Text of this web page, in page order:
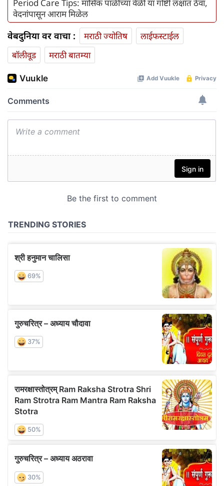
Period Care Tips: मासिक पाळीच्या वेळी या गोष्टी लक्षात ठेवा,
वेदनांपासून आराम मिळेल
वेबदुनिया वर वाचा : मराठी ज्योतिष
लाईफस्टाईल
बॉलीवूड
मराठी बातम्या